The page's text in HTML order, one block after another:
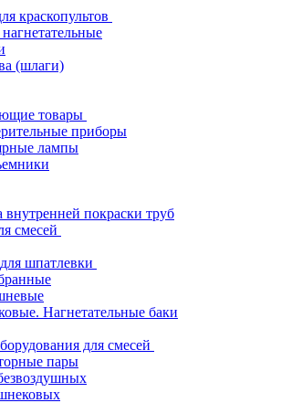
краскопультов
(шлаги)
товары
приборы
лампы
внутренней покраски труб
смесей
шпатлевки
Нагнетательные баки
для смесей
пары